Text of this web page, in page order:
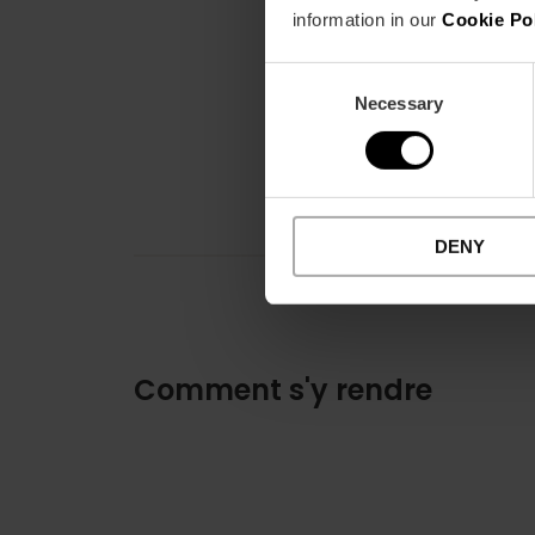
information in our Cookie
Necessary
DENY
Comment s'y rendre